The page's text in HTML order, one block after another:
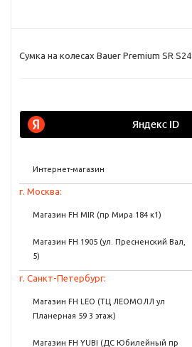
Сумка на колесах Bauer Premium SR S24
Интернет-магазин
г. Москва:
Магазин FH MIR (пр Мира 184 к1)
Магазин FH 1905 (ул. Пресненский Вал,
5)
г. Санкт-Петербург:
Магазин FH LEO (ТЦ ЛЕОМОЛЛ ул
Планерная 59 3 этаж)
Магазин FH YUBI (ДС Юбилейный пр